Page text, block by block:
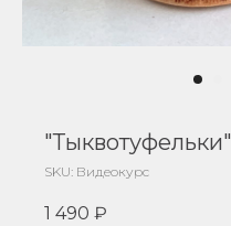
"Тыквотуфельки"
SKU: Видеокурс
1 490 ₽